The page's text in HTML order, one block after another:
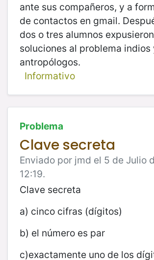
ante sus compañeros, y a
de contactos en gmail.
dos o tres alumnos
soluciones al problema indios
antropólogos.
Informativo
Problema
Clave secreta
Enviado por jmd el 5 de Julio
12:19.
Clave secreta
a) cinco cifras (dígitos)
b) el número es par
c)exactamente uno de los